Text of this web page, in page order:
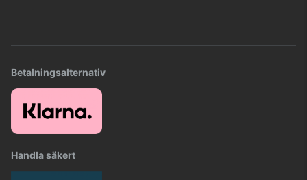
Betalningsalternativ
Handla säkert